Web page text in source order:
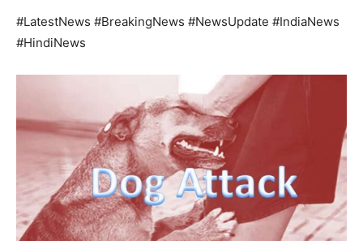
#LatestNews #BreakingNews #NewsUpdate #IndiaNews
#HindiNews